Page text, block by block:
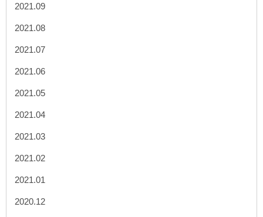
2021.09
2021.08
2021.07
2021.06
2021.05
2021.04
2021.03
2021.02
2021.01
2020.12